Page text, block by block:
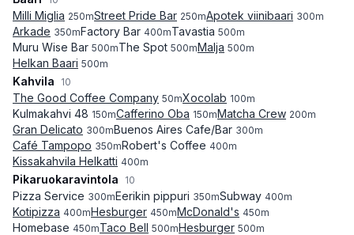
Milli Miglia 250mStreet Pride Bar 250mApotek viinibaari 300m
Arkade 350mFactory Bar 400mTavastia 500m
Muru Wise Bar 500mThe Spot 500mMalja 500m
Helkan Baari 500m
Kahvila 10
The Good Coffee Company 50mXocolab 100m
Kulmakahvi 48 150mCafferino Oba 150mMatcha Crew 200m
Gran Delicato 300mBuenos Aires Cafe/Bar 300m
Café Tampopo 350mRobert's Coffee 400m
Kissakahvila Helkatti 400m
Pikaruokaravintola 10
Pizza Service 300mEerikin pippuri 350mSubway 400m
Kotipizza 400mHesburger 450mMcDonald's 450m
Homebase 450mTaco Bell 500mHesburger 500m